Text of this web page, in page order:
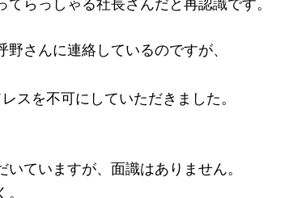
らっしゃる社長さんだと再認識です。
さんに連絡しているのですが、
スを不可にしていただきました。
ていますが、面識はありません。